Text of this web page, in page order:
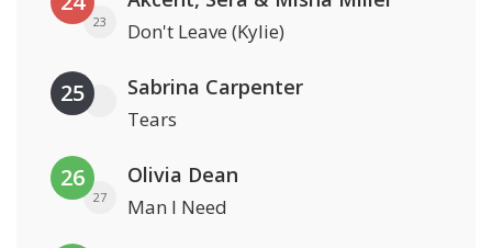
23 Don't Leave (Kylie)
25 Sabrina Carpenter
Tears
26
27
Olivia Dean
Man I Need